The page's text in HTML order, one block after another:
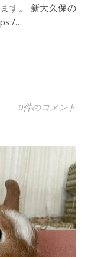
す。 新大久保の
…
0件のコメント